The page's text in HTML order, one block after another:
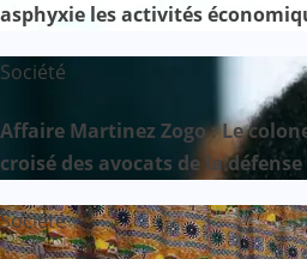
asphyxie les activités
Société
Affaire Martinez Zogo : Le
croisé des avocats de la défense
Société